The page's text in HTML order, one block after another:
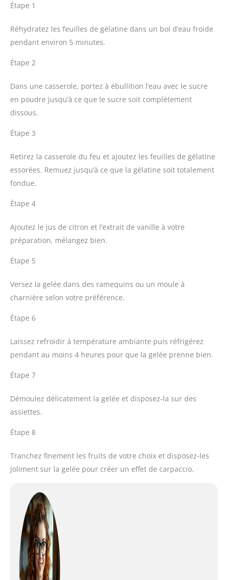
Étape 1
Réhydratez les feuilles de gélatine dans un bol d’eau froide
pendant environ 5 minutes.
Étape 2
Dans une casserole, portez à ébullition l’eau avec le sucre
en poudre jusqu’à ce que le sucre soit complètement
dissous.
Étape 3
Retirez la casserole du feu et ajoutez les feuilles de gélatine
essorées. Remuez jusqu’à ce que la gélatine soit totalement
fondue.
Étape 4
Ajoutez le jus de citron et l’extrait de vanille à votre
préparation, mélangez bien.
Étape 5
Versez la gelée dans des ramequins ou un moule à
charnière selon votre préférence.
Étape 6
Laissez refroidir à température ambiante puis réfrigérez
pendant au moins 4 heures pour que la gelée prenne bien.
Étape 7
Démoulez délicatement la gelée et disposez-la sur des
assiettes.
Étape 8
Tranchez finement les fruits de votre choix et disposez-les
joliment sur la gelée pour créer un effet de carpaccio.